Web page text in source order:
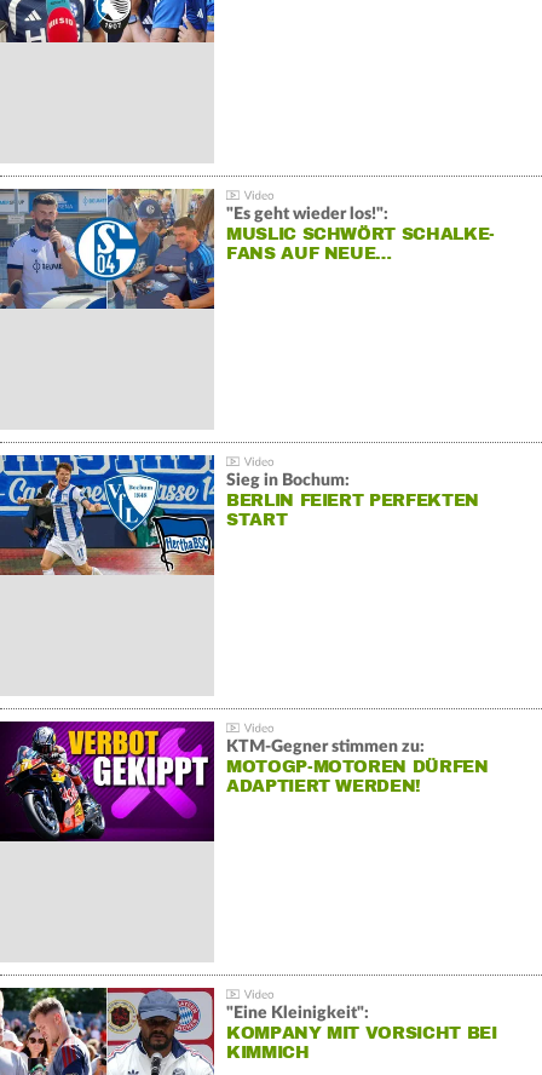
"Es geht wieder los!":
MUSLIC SCHWÖRT SCHALKE-
FANS AUF NEUE…
Sieg in Bochum:
BERLIN FEIERT PERFEKTEN
START
KTM-Gegner stimmen zu:
MOTOGP-MOTOREN DÜRFEN
ADAPTIERT WERDEN!
"Eine Kleinigkeit":
KOMPANY MIT VORSICHT BEI
KIMMICH